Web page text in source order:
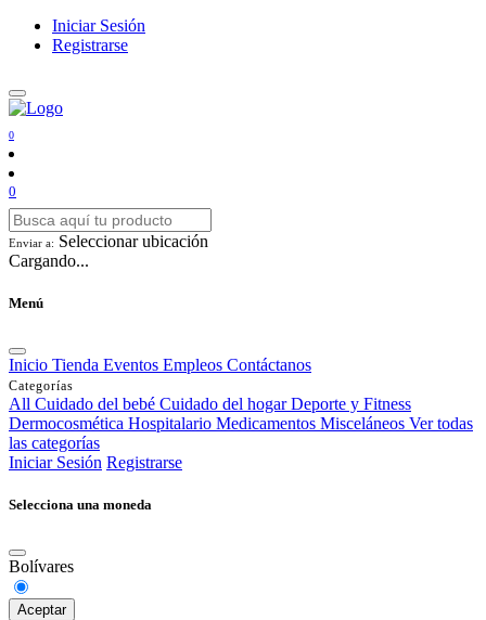
Iniciar Sesión
Registrarse
0
0
Enviar a: Seleccionar ubicación
Cargando...
Menú
Inicio Tienda Eventos Empleos Contáctanos
Categorías
All Cuidado del bebé Cuidado del hogar Deporte y Fitness
Dermocosmética Hospitalario Medicamentos Misceláneos Ver todas
las categorías
Iniciar Sesión Registrarse
Selecciona una moneda
Bolívares
Aceptar